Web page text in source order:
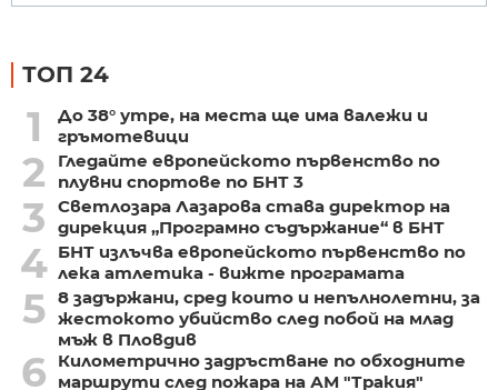
ТОП 24
1
До 38° утре, на места ще има валежи и
гръмотевици
2
Гледайте европейското първенство по
плувни спортове по БНТ 3
3
Светлозара Лазарова става директор на
дирекция „Програмно съдържание“ в БНТ
4 БНТ излъчва европейското първенство по
лека атлетика - вижте програмата
5 8 задържани, сред които и непълнолетни, за
жестокото убийство след побой на млад
мъж в Пловдив
6
Километрично задръстване по обходните
маршрути след пожара на АМ "Тракия"